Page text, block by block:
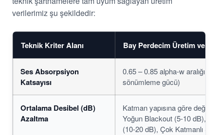
verilerimiz şu şekildedir:
Teknik Kriter Alanı Bay Perdecim Üretim ve
Ses Absorpsiyon
Katsayısı
0.65 – 0.85 alpha-w aralığı
sönümleme gücü)
Ortalama Desibel (dB)
Azaltma
Katman yapısına göre
Yoğun Blackout (5-10 dB),
(10-20 dB), Çok Katmanlı